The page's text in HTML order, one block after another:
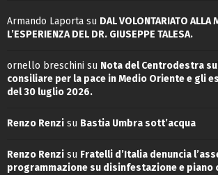
Armando Laporta su DAL VOLONTARIATO ALLA
L’ESPERIENZA DEL DR. GIUSEPPE TALESA.
ornello breschini su Nota del Centrodestra
consiliare per la pace in Medio Oriente e gli
del 30 luglio 2026.
Renzo Renzi su Bastia Umbra sott’acqua
Renzo Renzi su Fratelli d’Italia denuncia
programmazione su disinfestazione e piano